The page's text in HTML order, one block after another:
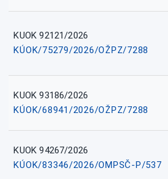
KUOK 92121/2026
KÚOK/75279/2026/OŽPZ/7288
KUOK 93186/2026
KÚOK/68941/2026/OŽPZ/7288
KUOK 94267/2026
KÚOK/83346/2026/OMPSČ-P/537